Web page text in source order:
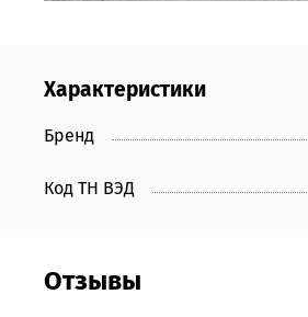
Характеристики
Бренд
Код ТН ВЭД
Отзывы